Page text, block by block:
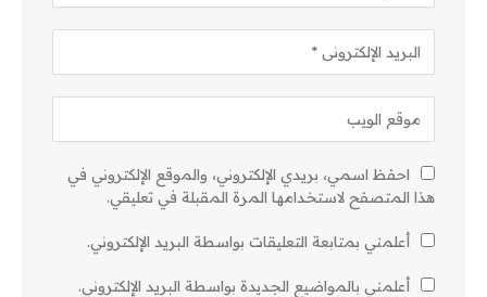
احفظ اسمي، بريدي الإلكتروني، والموقع الإلكتروني في
هذا المتصفح لاستخدامها المرة المقبلة في تعليقي.
أعلمني بمتابعة التعليقات بواسطة البريد الإلكتروني.
أعلمني بالمواضيع الجديدة بواسطة البريد الإلكتروني.